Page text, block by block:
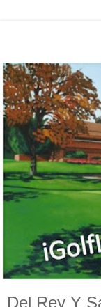
Del Rey Y